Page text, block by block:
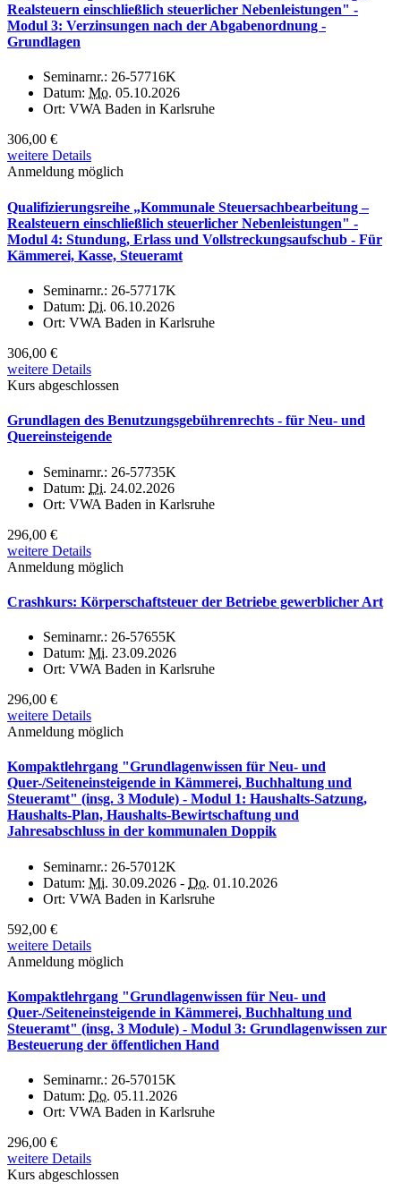
Realsteuern einschließlich steuerlicher Nebenleistungen" -
Modul 3: Verzinsungen nach der Abgabenordnung -
Grundlagen
Seminarnr.: 26-57716K
Datum: Mo. 05.10.2026
Ort: VWA Baden in Karlsruhe
306,00 €
weitere Details
Anmeldung möglich
Qualifizierungsreihe „Kommunale Steuersachbearbeitung –
Realsteuern einschließlich steuerlicher Nebenleistungen" -
Modul 4: Stundung, Erlass und Vollstreckungsaufschub - Für
Kämmerei, Kasse, Steueramt
Seminarnr.: 26-57717K
Datum: Di. 06.10.2026
Ort: VWA Baden in Karlsruhe
306,00 €
weitere Details
Kurs abgeschlossen
Grundlagen des Benutzungsgebührenrechts - für Neu- und
Quereinsteigende
Seminarnr.: 26-57735K
Datum: Di. 24.02.2026
Ort: VWA Baden in Karlsruhe
296,00 €
weitere Details
Anmeldung möglich
Crashkurs: Körperschaftsteuer der Betriebe gewerblicher Art
Seminarnr.: 26-57655K
Datum: Mi. 23.09.2026
Ort: VWA Baden in Karlsruhe
296,00 €
weitere Details
Anmeldung möglich
Kompaktlehrgang "Grundlagenwissen für Neu- und
Quer-/Seiteneinsteigende in Kämmerei, Buchhaltung und
Steueramt" (insg. 3 Module) - Modul 1: Haushalts-Satzung,
Haushalts-Plan, Haushalts-Bewirtschaftung und
Jahresabschluss in der kommunalen Doppik
Seminarnr.: 26-57012K
Datum: Mi. 30.09.2026 - Do. 01.10.2026
Ort: VWA Baden in Karlsruhe
592,00 €
weitere Details
Anmeldung möglich
Kompaktlehrgang "Grundlagenwissen für Neu- und
Quer-/Seiteneinsteigende in Kämmerei, Buchhaltung und
Steueramt" (insg. 3 Module) - Modul 3: Grundlagenwissen zur
Besteuerung der öffentlichen Hand
Seminarnr.: 26-57015K
Datum: Do. 05.11.2026
Ort: VWA Baden in Karlsruhe
296,00 €
weitere Details
Kurs abgeschlossen